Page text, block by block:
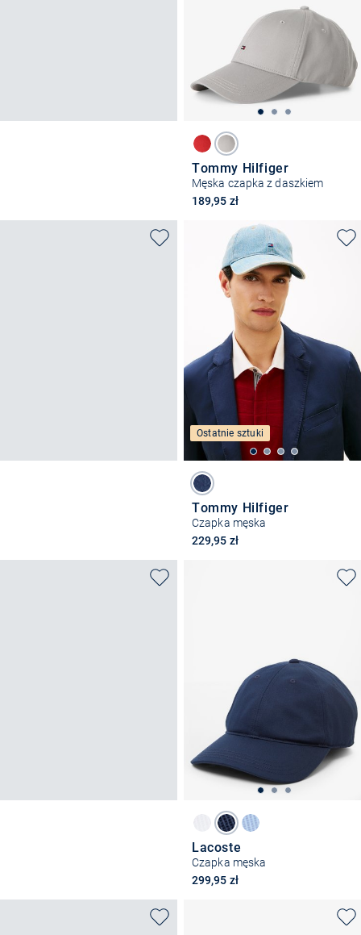
Tommy Hilfiger
Męska czapka z daszkiem
189,95 zł
Ostatnie sztuki
Tommy Hilfiger
Czapka męska
229,95 zł
Lacoste
Czapka męska
299,95 zł